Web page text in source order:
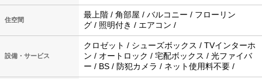
住空間
最上階 / 角部屋 / バルコニー / フローリン
グ / 照明付き / エアコン /
設備・サービス
クロゼット / シューズボックス / TVインターホ
ン / オートロック / 宅配ボックス / 光ファイバ
ー / BS / 防犯カメラ / ネット使用料不要 /